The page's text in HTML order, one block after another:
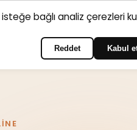
Psikologlarİletişim
bağlı analiz çerezleri
Reddet Kabul